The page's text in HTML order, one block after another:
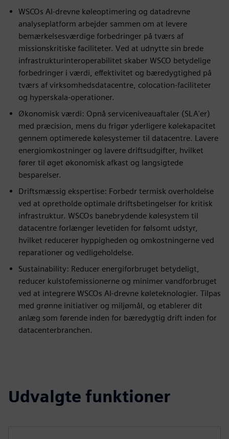
WSCOs AI-drevne køleoptimering og datadrevne
analyseplatform arbejder sammen om at levere
bemærkelsesværdige forbedringer på tværs af
missionskritiske faciliteter. Ved at udnytte sin brede
infrastrukturinteroperabilitet skaber WSCO betydelige
forbedringer i værdi, effektivitet og bæredygtighed på
tværs af virksomhedsdatacentre, colocation-faciliteter
og hyperskala-operationer.
Økonomisk værdi: Opnå serviceniveauaftaler (SLA'er)
med præcision, mens du frigør yderligere kølekapacitet
gennem optimerede kølesystemer til datacentre. Lavere
energiomkostninger og lavere driftsudgifter, hvilket
fører til øget økonomisk afkast og langsigtede
besparelser.
Driftsmæssig ekspertise: Forbedr termisk overholdelse
ved at opretholde optimale driftsbetingelser for kritisk
infrastruktur. WSCOs banebrydende kølesystem til
datacentre forlænger levetiden for følsomt udstyr,
hvilket reducerer hyppigheden og omkostningerne ved
reparationer og vedligeholdelse.
Sustainability: Reducer energiforbruget betydeligt,
reducer kulstofemissionerne og minimer vandforbruget
ved at integrere WSCOs AI-drevne køleteknologier. Tilpas
med grønne initiativer og miljømål, og etablerer dit
anlæg som førende inden for bæredygtig drift inden for
datacenterbranchen.
Udvalgte funktioner